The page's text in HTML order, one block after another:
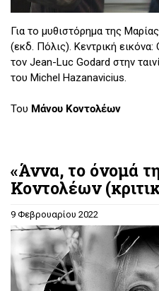
Για το μυθιστόρημα της
(εκδ. Πόλις). Κεντρική
τον Jean-Luc Godard στην
του Michel Hazanavicius.
Του Μάνου Κοντολέων
«Άννα, το όνομά
Κοντολέων
9 Φεβρουαρίου 2022